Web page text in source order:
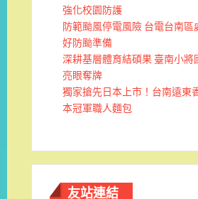
強化校園防護
防範颱風停電風險 台電台南區
好防颱準備
深耕基層體育結碩果 臺南小將
亮眼奪牌
獨家搶先日本上市！台南遠東
本冠軍職人麵包
友站連結